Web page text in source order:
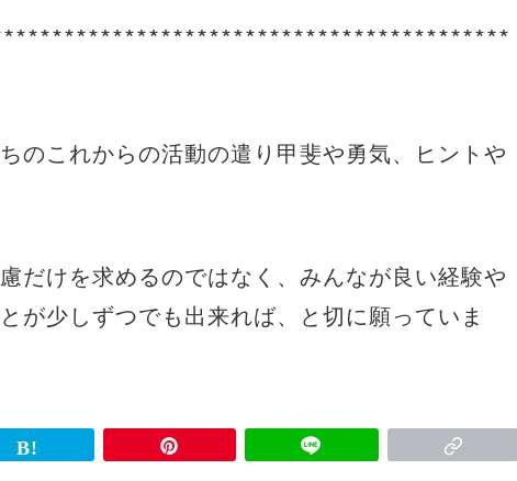
のこれからの活動の遣り甲斐や勇気、ヒントや
だけを求めるのではなく、みんなが良い経験や
が少しずつでも出来れば、と切に願っていま